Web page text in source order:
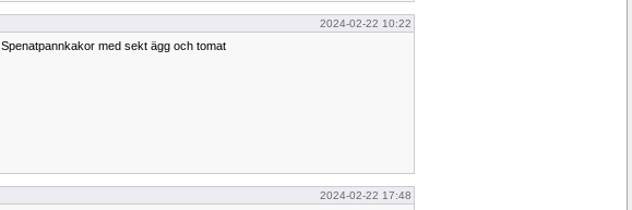
2024-02-22 10:22
Spenatpannkakor med sekt ägg och tomat
2024-02-22 17:48